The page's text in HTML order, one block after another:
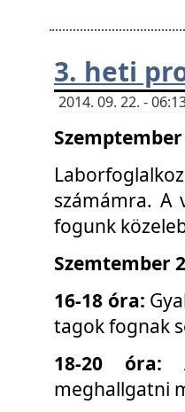
3. heti
2014. 09. 22. -
számámra. A
fogunk
Szemtember
16-18 óra:
tagok fognak
18-20 óra:
meghallgatni